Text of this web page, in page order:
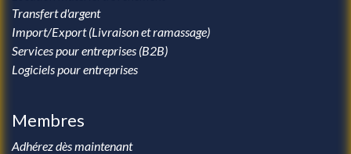
Transfert d'argent
Import/Export (Livraison et ramassage)
Services pour entreprises (B2B)
Logiciels pour entreprises
Membres
Adhérez dès maintenant